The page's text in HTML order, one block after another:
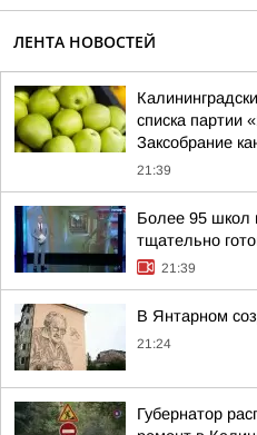
ЛЕНТА НОВОСТЕЙ
списка партии
Заксобрание
21:39
Более 95 школ
тщательно
21:39
В Янтарном
21:24
Губернатор